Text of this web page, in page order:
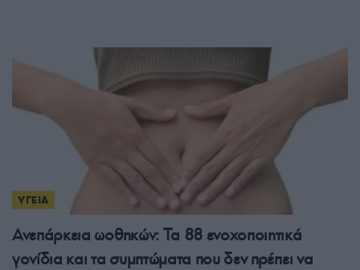
ΥΓΕΙΑ
Ανεπάρκεια ωοθηκών: Τα 88 ενοχοποιητικά
γονίδια και τα συμπτώματα που δεν πρέπει να